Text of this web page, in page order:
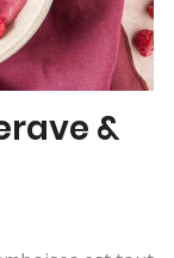
&